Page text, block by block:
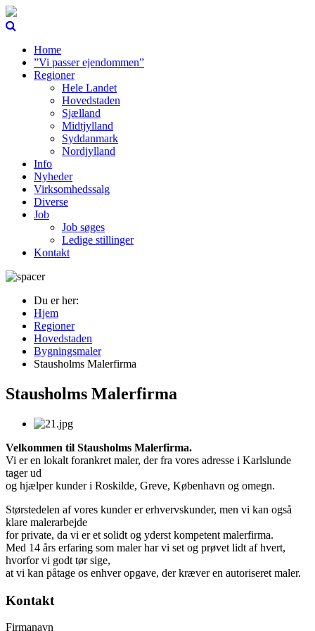
Home
”Vi passer ejendommen”
Regioner
Hele Landet
Hovedstaden
Sjælland
Midtjylland
Syddanmark
Nordjylland
Info
Nyheder
Virksomhedssalg
Diverse
Job
Job søges
Ledige stillinger
Kontakt
Du er her:
Hjem
Regioner
Hovedstaden
Bygningsmaler
Stausholms Malerfirma
Stausholms Malerfirma
Velkommen til Stausholms Malerfirma.
Vi er en lokalt forankret maler, der fra vores adresse i Karlslunde
tager ud
og hjælper kunder i Roskilde, Greve, København og omegn.
​Størstedelen af vores kunder er erhvervskunder, men vi kan også
klare malerarbejde
for private, da vi er et solidt og yderst kompetent malerfirma.
Med 14 års erfaring som maler har vi set og prøvet lidt af hvert,
hvorfor vi godt tør sige,
at vi kan påtage os enhver opgave, der kræver en autoriseret maler.
Kontakt
Firmanavn